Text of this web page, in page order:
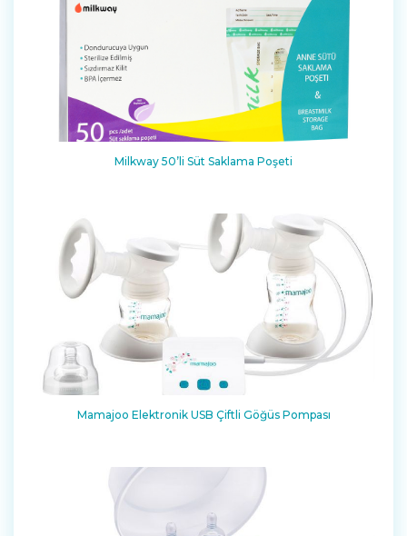
Milkway 50’li Süt Saklama Poşeti
Mamajoo Elektronik USB Çiftli Göğüs Pompası